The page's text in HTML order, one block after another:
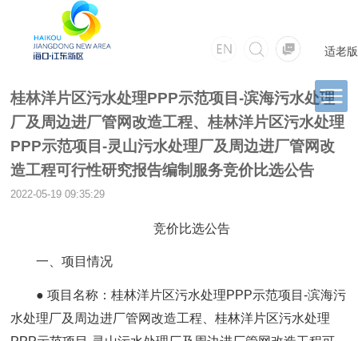
适老版
桂林洋片区污水处理PPP示范项目-滨海污水处理
厂及周边进厂管网改造工程、桂林洋片区污水处理
PPP示范项目-灵山污水处理厂及周边进厂管网改
造工程可行性研究报告编制服务竞价比选公告
2022-05-19 09:35:29
竞价比选公告
一、项目情况
● 项目名称：桂林洋片区污水处理PPP示范项目-滨海污
水处理厂及周边进厂管网改造工程、桂林洋片区污水处理